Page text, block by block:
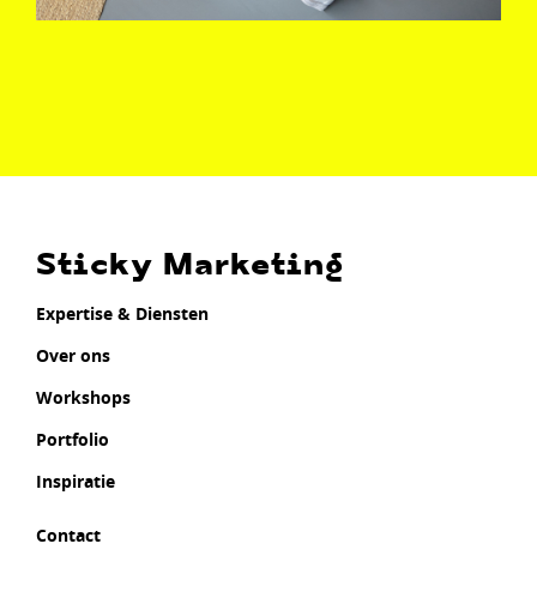
Sticky Marketing
Expertise & Diensten
Over ons
Workshops
Portfolio
Inspiratie
Contact